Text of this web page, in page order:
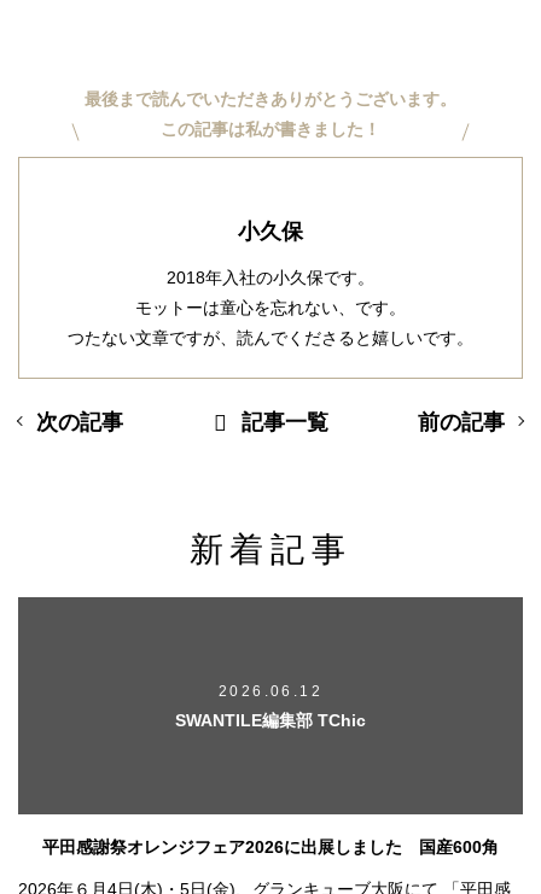
最後まで読んでいただきありがとうございます。
この記事は私が書きました！
小久保
2018年入社の小久保です。
モットーは童心を忘れない、です。
つたない文章ですが、読んでくださると嬉しいです。
次の記事 記事一覧 前の記事
新着記事
2026.06.12
SWANTILE編集部 TChic
平田感謝祭オレンジフェア2026に出展しました 国産600角
2026年６月4日(木)・5日(金)、グランキューブ大阪にて 「平田感